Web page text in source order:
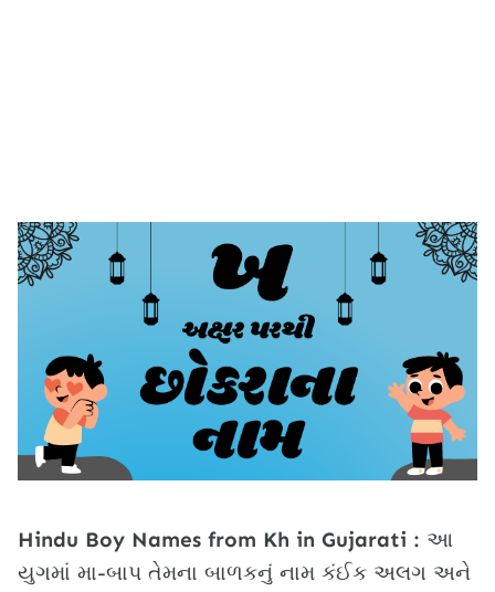
Hindu Boy Names from Kh in Gujarati : આ
યુગમાં મા-બાપ તેમના બાળકનું નામ કંઈક અલગ અને